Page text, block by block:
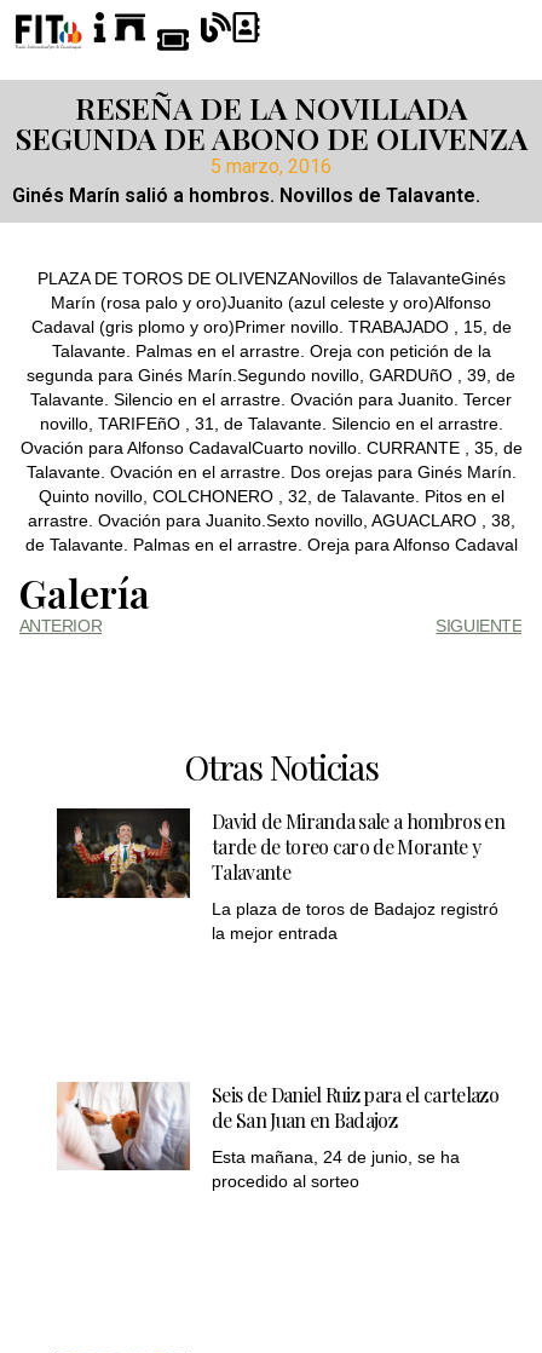
RESEÑA DE LA NOVILLADA
SEGUNDA DE ABONO DE OLIVENZA
5 marzo, 2016
Ginés Marín salió a hombros. Novillos de Talavante.
PLAZA DE TOROS DE OLIVENZANovillos de TalavanteGinés
Marín (rosa palo y oro)Juanito (azul celeste y oro)Alfonso
Cadaval (gris plomo y oro)Primer novillo. TRABAJADO , 15, de
Talavante. Palmas en el arrastre. Oreja con petición de la
segunda para Ginés Marín.Segundo novillo, GARDUñO , 39, de
Talavante. Silencio en el arrastre. Ovación para Juanito. Tercer
novillo, TARIFEñO , 31, de Talavante. Silencio en el arrastre.
Ovación para Alfonso CadavalCuarto novillo. CURRANTE , 35, de
Talavante. Ovación en el arrastre. Dos orejas para Ginés Marín.
Quinto novillo, COLCHONERO , 32, de Talavante. Pitos en el
arrastre. Ovación para Juanito.Sexto novillo, AGUACLARO , 38,
de Talavante. Palmas en el arrastre. Oreja para Alfonso Cadaval
Galería
ANTERIOR SIGUIENTE
Otras Noticias
David de Miranda sale a hombros en
tarde de toreo caro de Morante y
Talavante
La plaza de toros de Badajoz registró
la mejor entrada
Seis de Daniel Ruiz para el cartelazo
de San Juan en Badajoz
Esta mañana, 24 de junio, se ha
procedido al sorteo